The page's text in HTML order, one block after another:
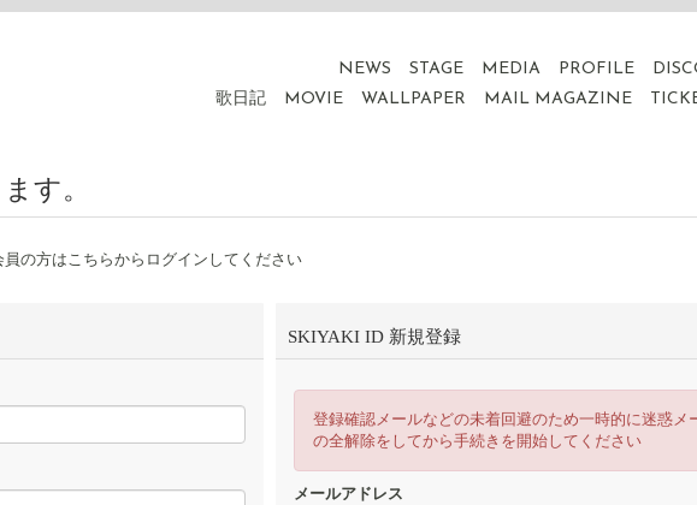
NEWS STAGE MEDIA PROFILE
歌日記
MOVIE WALLPAPER MAIL MAGAZINE
す。
の方はこちらからログインしてください
SKIYAKI ID 新規登録
登録確認メールなどの未着回避のため一時的に迷惑メ
の全解除をしてから手続きを開始してください
メールアドレス